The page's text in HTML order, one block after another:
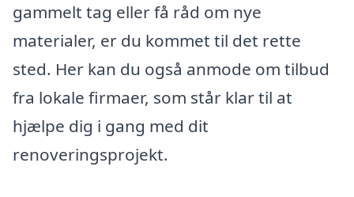
gammelt tag eller få råd om nye
materialer, er du kommet til det rette
sted. Her kan du også anmode om tilbud
fra lokale firmaer, som står klar til at
hjælpe dig i gang med dit
renoveringsprojekt.